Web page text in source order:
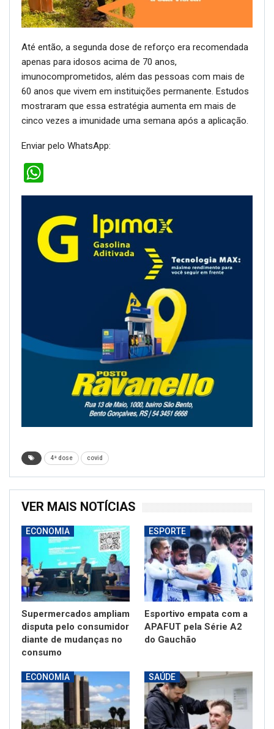
Até então, a segunda dose de reforço era recomendada
apenas para idosos acima de 70 anos,
imunocomprometidos, além das pessoas com mais de
60 anos que vivem em instituições permanente. Estudos
mostraram que essa estratégia aumenta em mais de
cinco vezes a imunidade uma semana após a aplicação.
Enviar pelo WhatsApp:
4ª dose covid
VER MAIS NOTÍCIAS
ECONOMIA
Supermercados ampliam
disputa pelo consumidor
diante de mudanças no
consumo
ESPORTE
Esportivo empata com a
APAFUT pela Série A2
do Gauchão
ECONOMIA SAÚDE